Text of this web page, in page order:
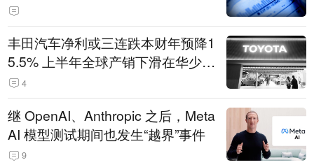
丰田汽车净利或三连跌本财年预降1
5.5% 上半年全球产销下滑在华少卖
14.3万辆
4
继 OpenAI、Anthropic 之后，Meta
AI 模型测试期间也发生“越界”事件
9